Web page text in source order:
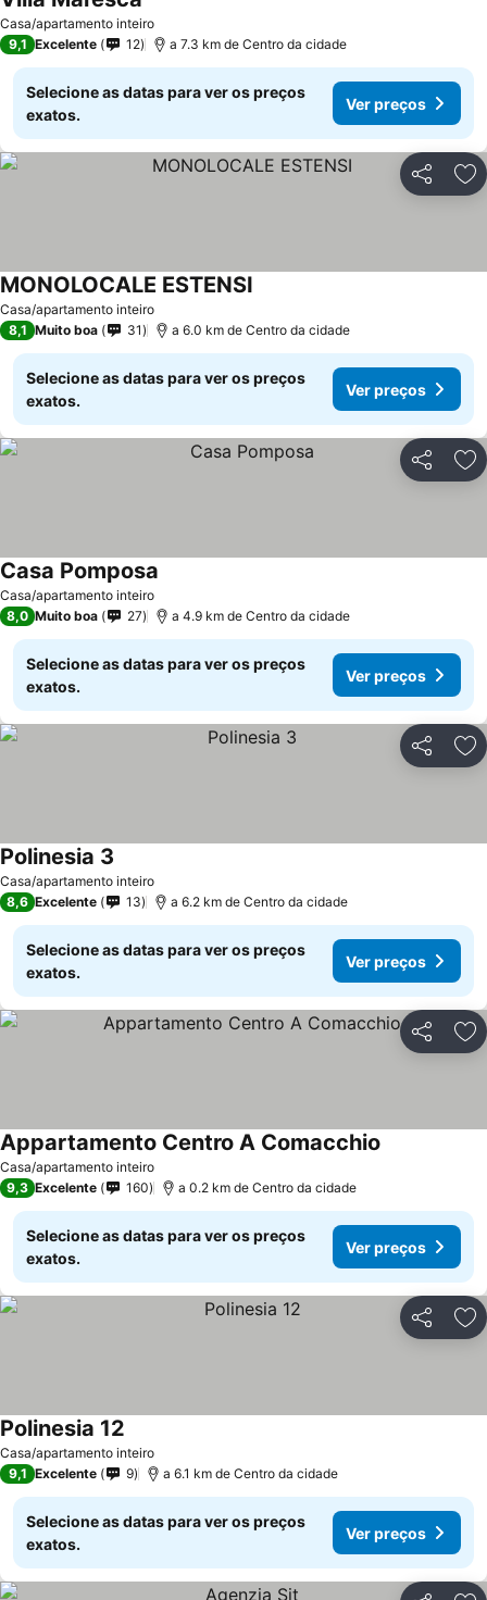
Casa/apartamento inteiro
9,1 Excelente 12 a 7.3 km de Centro da cidade
Selecione as datas para ver os preços
exatos.
Ver preços
Partilhar
Casa/apartamento inteiro
MONOLOCALE ESTENSI
8,1 Muito boa 31 a 6.0 km de Centro da cidade
Selecione as datas para ver os preços
exatos.
Ver preços
Partilhar
Casa/apartamento inteiro
Casa Pomposa
8,0 Muito boa 27 a 4.9 km de Centro da cidade
Selecione as datas para ver os preços
exatos.
Ver preços
Partilhar
Casa/apartamento inteiro
Polinesia 3
8,6 Excelente 13 a 6.2 km de Centro da cidade
Selecione as datas para ver os preços
exatos.
Ver preços
Partilhar
Casa/apartamento inteiro
Appartamento Centro A Comacchio
9,3 Excelente 160 a 0.2 km de Centro da cidade
Selecione as datas para ver os preços
exatos.
Ver preços
Partilhar
Casa/apartamento inteiro
Polinesia 12
9,1 Excelente 9 a 6.1 km de Centro da cidade
Selecione as datas para ver os preços
exatos.
Ver preços